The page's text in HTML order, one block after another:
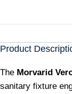
Product
The Morvarid
sanitary fixture